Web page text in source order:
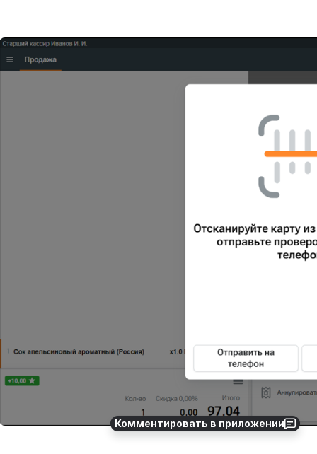
Комментировать в приложении
Открыть файл «»